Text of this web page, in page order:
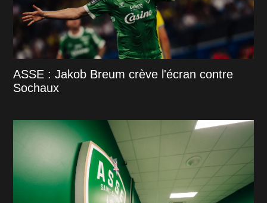
ASSE : Jakob Breum crève l'écran contre
Sochaux